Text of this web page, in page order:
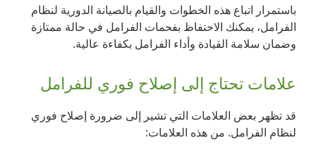
باستمرار اتباع هذه الخطوات والقيام بالصيانة الدورية لنظام
الفرامل، يمكنك الاحتفاظ بفحمات الفرامل في حالة ممتازة
وضمان سلامة القيادة وأداء الفرامل بكفاءة عالية.
علامات تحتاج إلى إصلاح فوري للفرامل
قد تظهر بعض العلامات التي تشير إلى ضرورة إصلاح فوري
لنظام الفرامل. من هذه العلامات: